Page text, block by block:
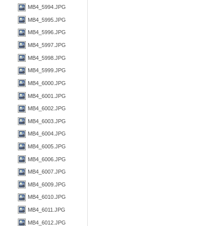
MB4_5994.JPG
MB4_5995.JPG
MB4_5996.JPG
MB4_5997.JPG
MB4_5998.JPG
MB4_5999.JPG
MB4_6000.JPG
MB4_6001.JPG
MB4_6002.JPG
MB4_6003.JPG
MB4_6004.JPG
MB4_6005.JPG
MB4_6006.JPG
MB4_6007.JPG
MB4_6009.JPG
MB4_6010.JPG
MB4_6011.JPG
MB4_6012.JPG